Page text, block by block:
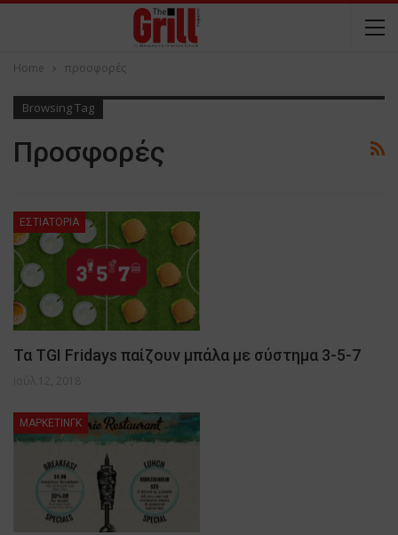
Home προσφορές
Browsing Tag
Προσφορές
ΕΣΤΙΑΤΟΡΙΑ
Τα TGI Fridays παίζουν μπάλα με σύστημα 3-5-7
Ιούλ 12, 2018
ΜΑΡΚΕΤΙΝΓΚ